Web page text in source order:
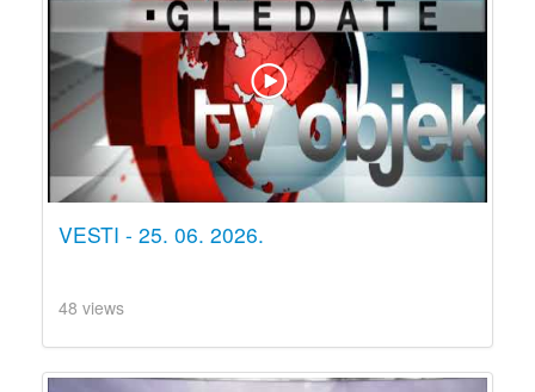
VESTI - 25. 06. 2026.
48 views